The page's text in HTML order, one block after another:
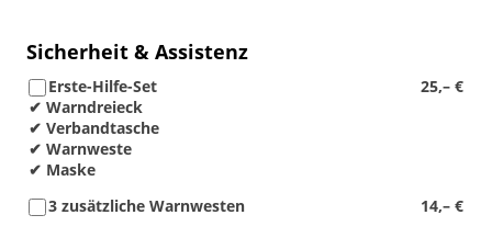
Sicherheit & Assistenz
25,– €
Erste-Hilfe-Set
✔ Warndreieck
✔ Verbandtasche
✔ Warnweste
✔ Maske
14,– €
3 zusätzliche Warnwesten